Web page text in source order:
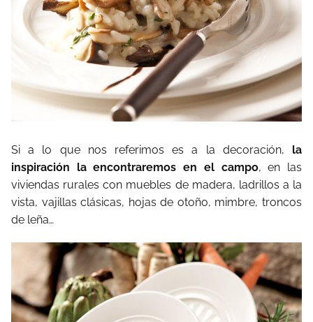
Si a lo que nos referimos es a la decoración, la
inspiración la encontraremos en el campo, en las
viviendas rurales con muebles de madera, ladrillos a la
vista, vajillas clásicas, hojas de otoño, mimbre, troncos
de leña…